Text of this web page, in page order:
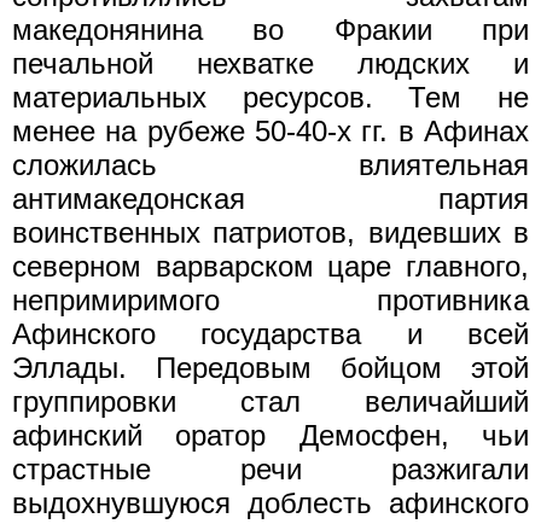
македонянина во Фракии при
печальной нехватке людских и
материальных ресур­сов. Тем не
менее на рубеже 50-40-х гг. в Афинах
сложилась влиятельная
антимакедонская партия
воинственных патриотов, ви­девших в
северном варварском царе главного,
непримиримого про­тивника
Афинского государства и всей
Эллады. Передовым бойцом этой
группировки стал величайший
афинский оратор Демосфен, чьи
страстные речи разжигали
выдохнувшуюся доблесть афинского